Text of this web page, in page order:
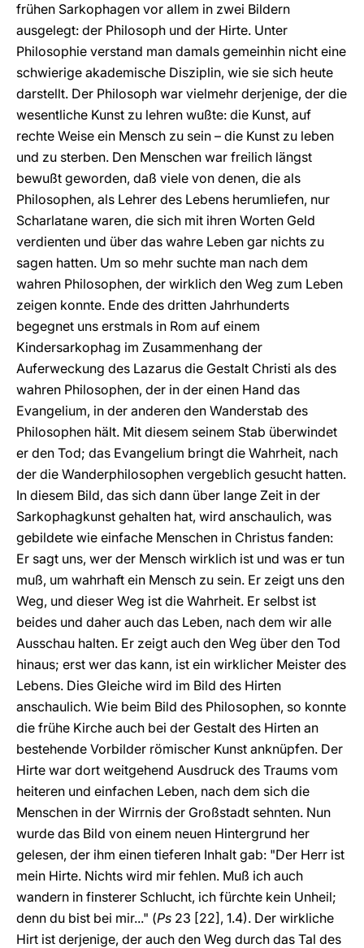
frühen Sarkophagen vor allem in zwei Bildern
ausgelegt: der Philosoph und der Hirte. Unter
Philosophie verstand man damals gemeinhin nicht eine
schwierige akademische Disziplin, wie sie sich heute
darstellt. Der Philosoph war vielmehr derjenige, der die
wesentliche Kunst zu lehren wußte: die Kunst, auf
rechte Weise ein Mensch zu sein – die Kunst zu leben
und zu sterben. Den Menschen war freilich längst
bewußt geworden, daß viele von denen, die als
Philosophen, als Lehrer des Lebens herumliefen, nur
Scharlatane waren, die sich mit ihren Worten Geld
verdienten und über das wahre Leben gar nichts zu
sagen hatten. Um so mehr suchte man nach dem
wahren Philosophen, der wirklich den Weg zum Leben
zeigen konnte. Ende des dritten Jahrhunderts
begegnet uns erstmals in Rom auf einem
Kindersarkophag im Zusammenhang der
Auferweckung des Lazarus die Gestalt Christi als des
wahren Philosophen, der in der einen Hand das
Evangelium, in der anderen den Wanderstab des
Philosophen hält. Mit diesem seinem Stab überwindet
er den Tod; das Evangelium bringt die Wahrheit, nach
der die Wanderphilosophen vergeblich gesucht hatten.
In diesem Bild, das sich dann über lange Zeit in der
Sarkophagkunst gehalten hat, wird anschaulich, was
gebildete wie einfache Menschen in Christus fanden:
Er sagt uns, wer der Mensch wirklich ist und was er tun
muß, um wahrhaft ein Mensch zu sein. Er zeigt uns den
Weg, und dieser Weg ist die Wahrheit. Er selbst ist
beides und daher auch das Leben, nach dem wir alle
Ausschau halten. Er zeigt auch den Weg über den Tod
hinaus; erst wer das kann, ist ein wirklicher Meister des
Lebens. Dies Gleiche wird im Bild des Hirten
anschaulich. Wie beim Bild des Philosophen, so konnte
die frühe Kirche auch bei der Gestalt des Hirten an
bestehende Vorbilder römischer Kunst anknüpfen. Der
Hirte war dort weitgehend Ausdruck des Traums vom
heiteren und einfachen Leben, nach dem sich die
Menschen in der Wirrnis der Großstadt sehnten. Nun
wurde das Bild von einem neuen Hintergrund her
gelesen, der ihm einen tieferen Inhalt gab: "Der Herr ist
mein Hirte. Nichts wird mir fehlen. Muß ich auch
wandern in finsterer Schlucht, ich fürchte kein Unheil;
denn du bist bei mir..." (Ps 23 [22], 1.4). Der wirkliche
Hirt ist derjenige, der auch den Weg durch das Tal des